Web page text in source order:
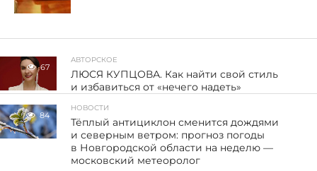
67
АВТОРСКОЕ
ЛЮСЯ КУПЦОВА. Как найти свой стиль
и избавиться от «нечего надеть»
84
НОВОСТИ
Тёплый антициклон сменится дождями
и северным ветром: прогноз погоды
в Новгородской области на неделю —
московский метеоролог